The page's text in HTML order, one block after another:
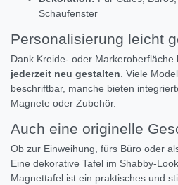
Schaufenster
Personalisierung leicht
Dank Kreide- oder Markeroberfläche
jederzeit neu gestalten. Viele
beschriftbar, manche bieten
Magnete oder Zubehör.
Auch eine originelle
Ob zur Einweihung, fürs Büro oder
Eine dekorative Tafel im Shabby-
Magnettafel ist ein praktisches und